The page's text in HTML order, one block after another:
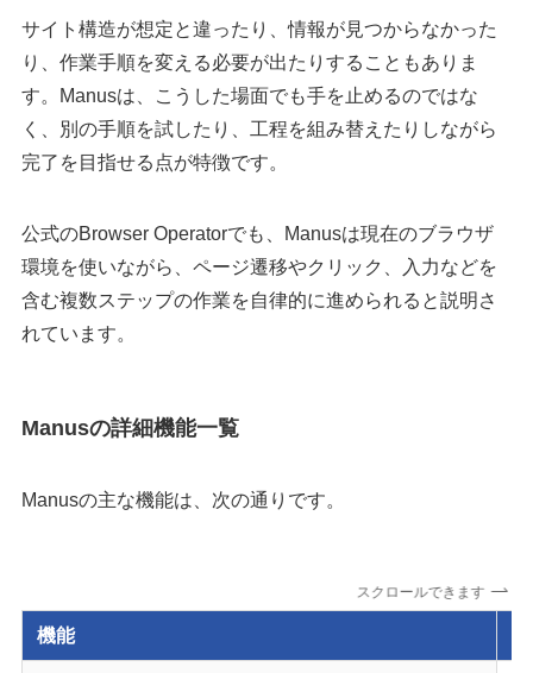
サイト構造が想定と違ったり、情報が見つからなかった
り、作業手順を変える必要が出たりすることもありま
す。Manusは、こうした場面でも手を止めるのではな
く、別の手順を試したり、工程を組み替えたりしながら
完了を目指せる点が特徴です。
公式のBrowser Operatorでも、Manusは現在のブラウザ
環境を使いながら、ページ遷移やクリック、入力などを
含む複数ステップの作業を自律的に進められると説明さ
れています。
Manusの詳細機能一覧
Manusの主な機能は、次の通りです。
スクロールできます
機能